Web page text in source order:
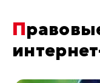
Пн-
Правовые аспекты в